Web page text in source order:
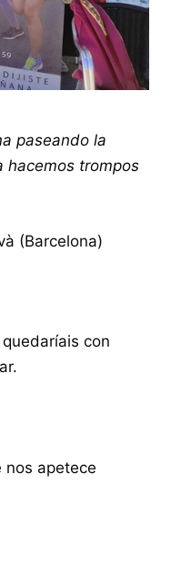
paseando la
hacemos trompos
(Barcelona)
con
nos apetece